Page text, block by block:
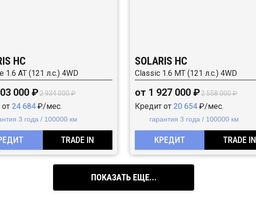
HC
1.6 AT (121 л.с.) 4WD
000 ₽2 934 000 ₽
24 684₽/мес.
3 года / 100000 км
TRADE IN
SOLARIS HC
Classic 1.6 MT (121 л.с.) 4WD
от 1 927 000 ₽2 558 000 ₽
Кредит от 20 654₽/мес.
гарантия 3 года / 100000 км
КРЕДИТ TRADE IN
ПОКАЗАТЬ ЕЩЕ...